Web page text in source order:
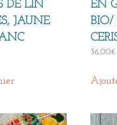
DE LIN
JAUNE
EN
36,00€